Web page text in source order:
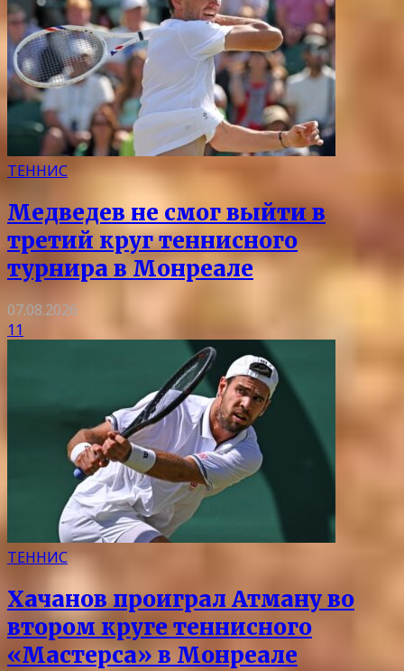
ТЕННИС
Медведев не смог выйти в
третий круг теннисного
турнира в Монреале
07.08.2026
11
ТЕННИС
Хачанов проиграл Атману во
втором круге теннисного
«Мастерса» в Монреале